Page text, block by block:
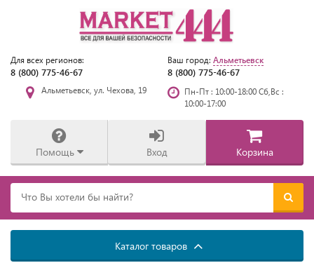
Для всех регионов:
8 (800) 775-46-67
Ваш город: Альметьевск
8 (800) 775-46-67
Альметьевск, ул. Чехова, 19
Пн-Пт : 10:00-18:00 Сб,Вс :
10:00-17:00
Помощь Вход Корзина
Каталог товаров